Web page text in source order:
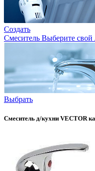
Создать
Смеситель Выберите свой
Выбрать
Смеситель д/кухни VECTOR